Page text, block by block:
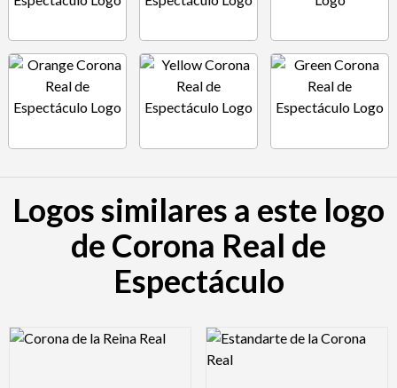
Logos similares a este logo
de Corona Real de
Espectáculo
Logo Preview Image Logo Preview Image